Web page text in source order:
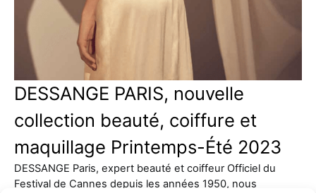
DESSANGE PARIS, nouvelle
collection beauté, coiffure et
maquillage Printemps-Été 2023
DESSANGE Paris, expert beauté et coiffeur Officiel du
Festival de Cannes depuis les années 1950, nous